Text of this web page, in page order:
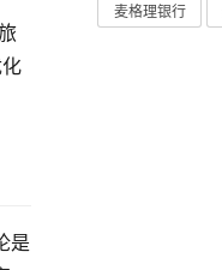
是
麦格理银行